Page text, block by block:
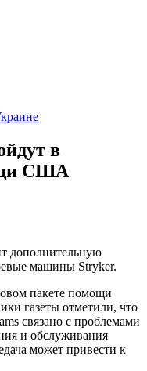
в
США
дополнительную
машины Stryker.
пакете помощи
газеты отметили, что
связано с проблемами
и обслуживания
может привести к